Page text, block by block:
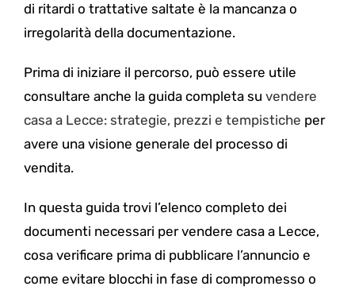
di ritardi o trattative saltate è la mancanza o
irregolarità della documentazione.
Prima di iniziare il percorso, può essere utile
consultare anche la guida completa su vendere
casa a Lecce: strategie, prezzi e tempistiche per
avere una visione generale del processo di
vendita.
In questa guida trovi l’elenco completo dei
documenti necessari per vendere casa a Lecce,
cosa verificare prima di pubblicare l’annuncio e
come evitare blocchi in fase di compromesso o